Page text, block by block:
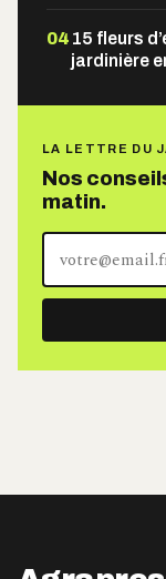
04 15 fleurs
jardinière
LA LETTRE DU
Nos
matin.
adresse
e-
mail